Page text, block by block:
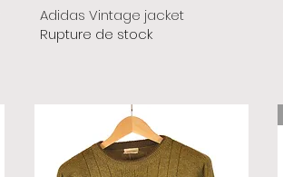
Adidas Vintage jacket
Rupture de stock